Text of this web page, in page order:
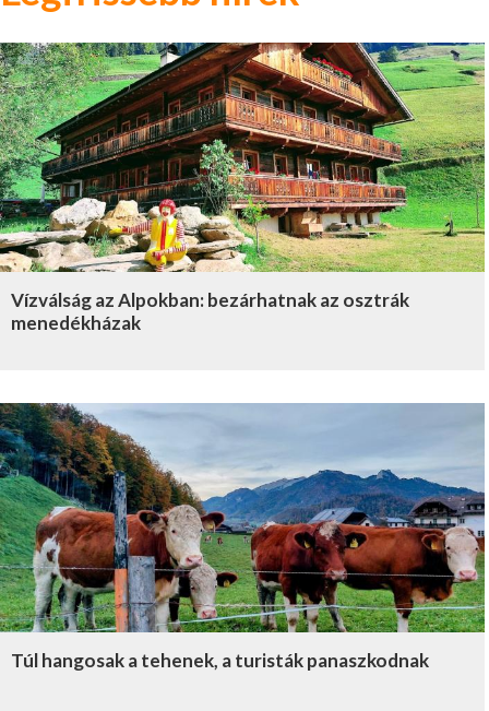
Vízválság az Alpokban: bezárhatnak az osztrák
menedékházak
Túl hangosak a tehenek, a turisták panaszkodnak